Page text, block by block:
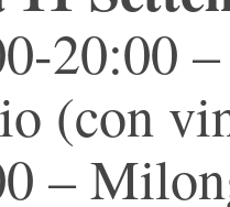
20:00
(con
–